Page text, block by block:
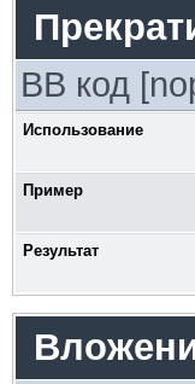
BB код
Использование
Пример
Результат